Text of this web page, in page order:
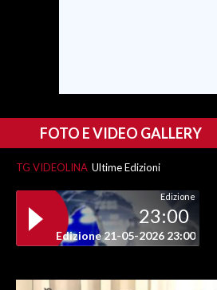
INFO AZIENDE
ABBONATI
ANNUNCI
NECROLOGI
PUBBLICITÀ
FOTO E VIDEO GALLERY
TG VIDEOLINA Ultime Edizioni
Edizione
23:00
Edizione 21-05-2026 23:00